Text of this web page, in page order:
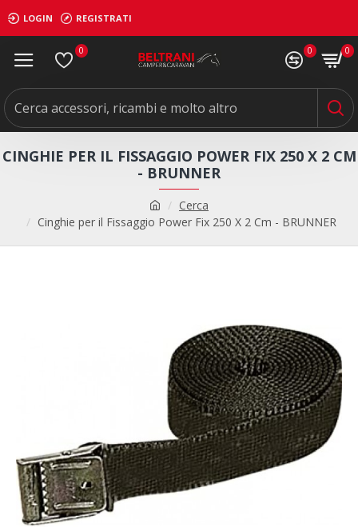
LOGIN REGISTRATI
0 0 0
Cerca
Cinghie per il Fissaggio Power Fix 250 X 2 Cm - BRUNNER
CINGHIE PER IL FISSAGGIO POWER FIX 250 X 2 CM
- BRUNNER